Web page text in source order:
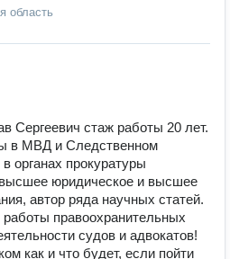
область
Сергеевич стаж работы 20 лет.
в МВД и Следственном
органах прокуратуры
юридическое и высшее
автор ряда научных статей.
правоохранительных
судов и адвокатов!
как и что будет, если пойти